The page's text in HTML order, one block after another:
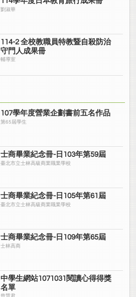
劉淑華
114-2 全校教職員特教暨自殺防治
守門人成果冊
輔導室
107學年度營業企劃書前五名作品
第65屆學生
士商畢業紀念冊-日103年第59屆
臺北市立士林高級商業職業學校
士商畢業紀念冊-日105年第61屆
臺北市立士林高級商業職業學校
士商畢業紀念冊-日109年第65屆
士林高商
中學生網站1071031閱讀心得得獎
名單
曾慧君